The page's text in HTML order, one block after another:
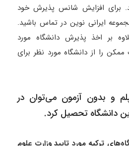
از 1600 باشد. برای افزایش شانس پذیرش خود
ایرانی نوین در تماس باشید.
بر اخذ پذیرش دانشگاه مورد
ممکن را از دانشگاه مورد نظر برای
و بدون آزمون می‌توان در
دانشگاه تحصیل کرد.